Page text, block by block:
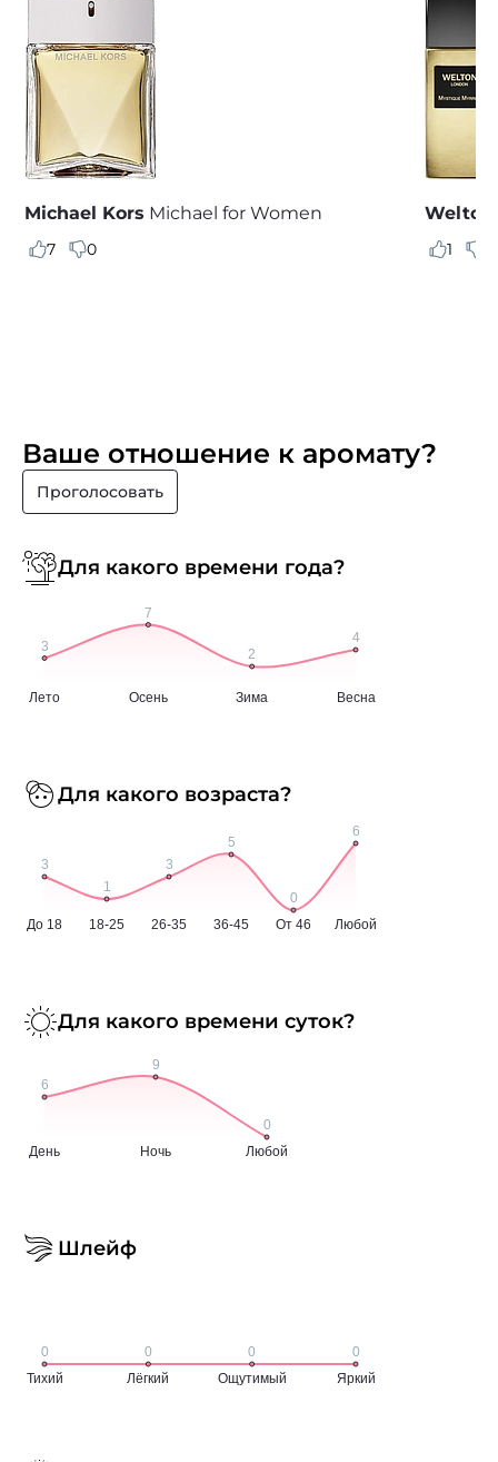
Michael Kors Michael for Women
7 0
Welton
1
Ваше отношение к аромату?
Проголосовать
Для какого времени года?
Для какого возраста?
Для какого времени суток?
Шлейф